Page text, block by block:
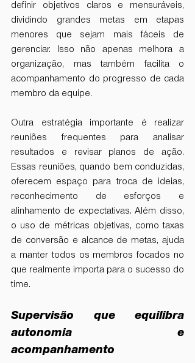
definir objetivos claros e mensuráveis,
dividindo grandes metas em etapas
menores que sejam mais fáceis de
gerenciar. Isso não apenas melhora a
organização, mas também facilita o
acompanhamento do progresso de cada
membro da equipe.
Outra estratégia importante é realizar
reuniões frequentes para analisar
resultados e revisar planos de ação.
Essas reuniões, quando bem conduzidas,
oferecem espaço para troca de ideias,
reconhecimento de esforços e
alinhamento de expectativas. Além disso,
o uso de métricas objetivas, como taxas
de conversão e alcance de metas, ajuda
a manter todos os membros focados no
que realmente importa para o sucesso do
time.
Supervisão que equilibra
autonomia e
acompanhamento